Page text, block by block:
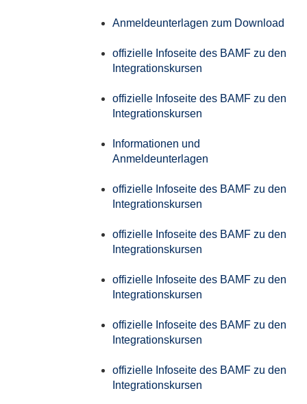
Anmeldeunterlagen zum Download
offizielle Infoseite des BAMF zu den
Integrationskursen
offizielle Infoseite des BAMF zu den
Integrationskursen
Informationen und
Anmeldeunterlagen
offizielle Infoseite des BAMF zu den
Integrationskursen
offizielle Infoseite des BAMF zu den
Integrationskursen
offizielle Infoseite des BAMF zu den
Integrationskursen
offizielle Infoseite des BAMF zu den
Integrationskursen
offizielle Infoseite des BAMF zu den
Integrationskursen